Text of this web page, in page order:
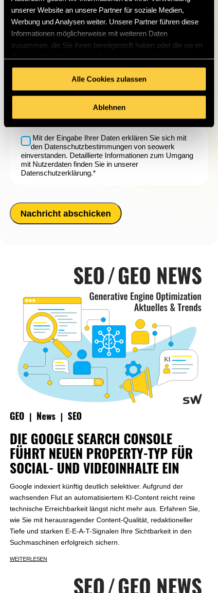
unserer Website an unsere Partner für soziale Medien,
Werbung und Analysen weiter. Unsere Partner führen diese
Informationen möglicherweise mit weiteren Daten
zusammen, die Sie ihnen bereitgestellt haben oder die sie im
Rahmen Ihrer Nutzung der Dienste gesammelt haben.
Alle Cookies zulassen
Ablehnen
NACHRICHT
Mit der Eingabe Ihrer Daten erklären Sie sich mit
den Datenschutzbestimmungen von seowerk
einverstanden. Detaillierte Informationen zum Umgang
mit Nutzerdaten finden Sie in unserer
Datenschutzerklärung.*
Nachricht abschicken
GEO | News | SEO
DIE GOOGLE SEARCH CONSOLE
FÜHRT NEUEN PROPERTY-TYP FÜR
SOCIAL- UND VIDEOINHALTE EIN
Google indexiert künftig deutlich selektiver. Aufgrund der
wachsenden Flut an automatisiertem KI-Content reicht reine
technische Erreichbarkeit längst nicht mehr aus. Erfahren Sie,
wie Sie mit herausragender Content-Qualität, redaktioneller
Tiefe und starken E-E-A-T-Signalen Ihre Sichtbarkeit in den
Suchmaschinen erfolgreich sichern.
WEITERLESEN